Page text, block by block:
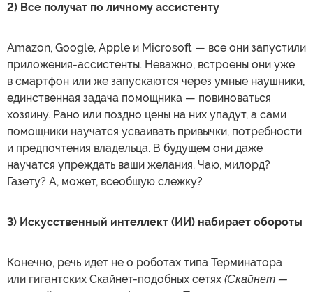
2) Все получат по личному ассистенту
Amazon, Google, Apple и Microsoft — все они запустили
приложения-ассистенты. Неважно, встроены они уже
в смартфон или же запускаются через умные наушники,
единственная задача помощника — повиноваться
хозяину. Рано или поздно цены на них упадут, а сами
помощники научатся усваивать привычки, потребности
и предпочтения владельца. В будущем они даже
научатся упреждать ваши желания. Чаю, милорд?
Газету? А, может, всеобщую слежку?
3) Искусственный интеллект (ИИ) набирает обороты
Конечно, речь идет не о роботах типа Терминатора
или гигантских Скайнет-подобных сетях (Скайнет —